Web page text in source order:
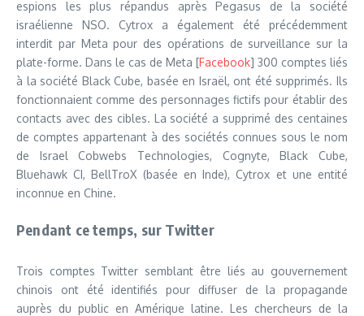
espions les plus répandus après Pegasus de la société
israélienne NSO. Cytrox a également été précédemment
interdit par Meta pour des opérations de surveillance sur la
plate-forme. Dans le cas de Meta [Facebook] 300 comptes liés
à la société Black Cube, basée en Israël, ont été supprimés. Ils
fonctionnaient comme des personnages fictifs pour établir des
contacts avec des cibles. La société a supprimé des centaines
de comptes appartenant à des sociétés connues sous le nom
de Israel Cobwebs Technologies, Cognyte, Black Cube,
Bluehawk CI, BellTroX (basée en Inde), Cytrox et une entité
inconnue en Chine.
Pendant ce temps, sur Twitter
Trois comptes Twitter semblant être liés au gouvernement
chinois ont été identifiés pour diffuser de la propagande
auprès du public en Amérique latine. Les chercheurs de la